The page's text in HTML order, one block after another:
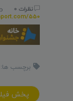
نظرات 0
550
برچسب ها:
پخش